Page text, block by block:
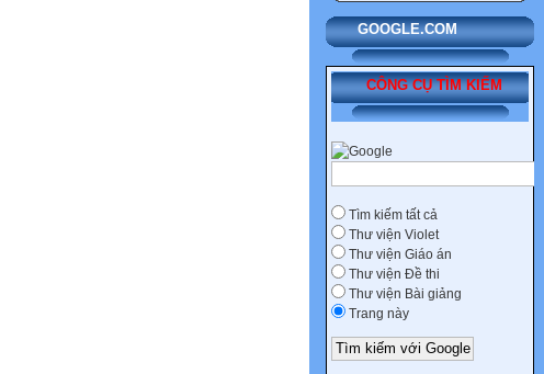
GOOGLE.COM
CÔNG CỤ TÌM KIẾM
Tìm kiếm tất cả
Thư viện Violet
Thư viện Giáo án
Thư viện Đề thi
Thư viện Bài giảng
Trang này